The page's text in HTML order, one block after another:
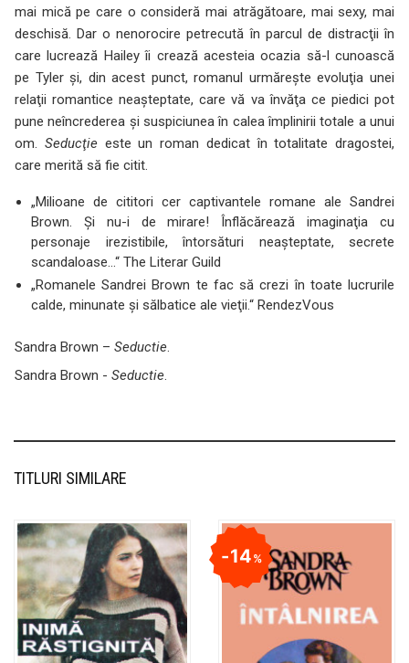
mai mică pe care o consideră mai atrăgătoare, mai sexy, mai
deschisă. Dar o nenorocire petrecută în parcul de distracţii în
care lucrează Hailey îi crează acesteia ocazia să-l cunoască
pe Tyler şi, din acest punct, romanul urmăreşte evoluţia unei
relaţii romantice neaşteptate, care vă va învăţa ce piedici pot
pune neîncrederea şi suspiciunea în calea împlinirii totale a unui
om. Seducţieeste un roman dedicat în totalitate dragostei,
care merită să fie citit.
„Milioane de cititori cer captivantele romane ale Sandrei
Brown. Şi nu-i de mirare! Înflăcărează imaginaţia cu
personaje irezistibile, întorsături neaşteptate, secrete
scandaloase…“ The Literar Guild
„Romanele Sandrei Brown te fac să crezi în toate lucrurile
calde, minunate şi sălbatice ale vieţii.“ RendezVous
Sandra Brown – Seductie.
Sandra Brown - Seductie.
TITLURI SIMILARE
14%